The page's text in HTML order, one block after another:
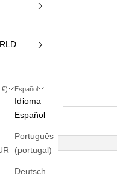
€) Español
Idioma
Español
Português
(portugal)
Deutsch